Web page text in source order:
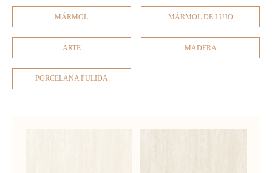
MÁRMOL MÁRMOL DE LUJO
ARTE MADERA
PORCELANA PULIDA